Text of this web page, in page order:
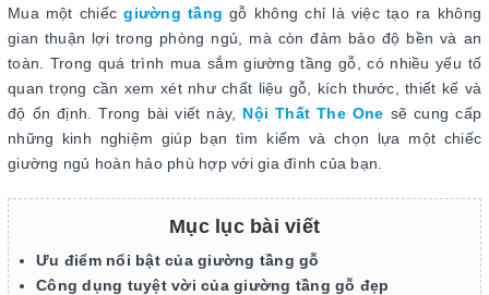
Mua một chiếcgiường tầng gỗ không chỉ là việc tạo ra không
gian thuận lợi trong phòng ngủ, mà còn đảm bảo độ bền và an
toàn. Trong quá trình mua sắm giường tầng gỗ, có nhiều yếu tố
quan trọng cần xem xét như chất liệu gỗ, kích thước, thiết kế và
độ ổn định. Trong bài viết này, Nội Thất The One sẽ cung cấp
những kinh nghiệm giúp bạn tìm kiếm và chọn lựa một chiếc
giường ngủ hoàn hảo phù hợp với gia đình của bạn.
Mục lục bài viết
Ưu điểm nổi bật của giường tầng gỗ
Công dụng tuyệt vời của giường tầng gỗ đẹp